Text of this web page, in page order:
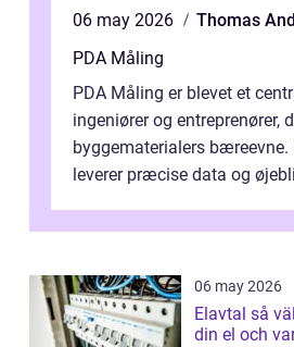
06 may 2026
Thomas
PDA Måling
PDA Måling er blevet et
ingeniører og entreprenører,
byggematerialers bæreevne.
leverer præcise data og
06 may 2026
Elavtal så väljer du rätt avtal för
din el och